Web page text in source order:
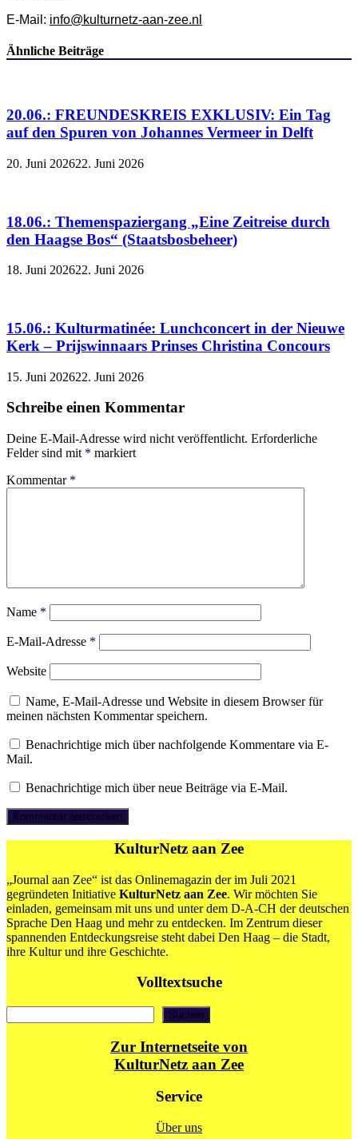
E-Mail: info@kulturnetz-aan-zee.nl
Ähnliche Beiträge
20.06.: FREUNDESKREIS EXKLUSIV: Ein Tag
auf den Spuren von Johannes Vermeer in Delft
20. Juni 202622. Juni 2026
18.06.: Themenspaziergang „Eine Zeitreise durch
den Haagse Bos“ (Staatsbosbeheer)
18. Juni 202622. Juni 2026
15.06.: Kulturmatinée: Lunchconcert in der Nieuwe
Kerk – Prijswinnaars Prinses Christina Concours
15. Juni 202622. Juni 2026
Schreibe einen Kommentar
Deine E-Mail-Adresse wird nicht veröffentlicht. Erforderliche
Felder sind mit * markiert
Kommentar *
Name *
E-Mail-Adresse *
Website
Name, E-Mail-Adresse und Website in diesem Browser für
meinen nächsten Kommentar speichern.
Benachrichtige mich über nachfolgende Kommentare via E-
Mail.
Benachrichtige mich über neue Beiträge via E-Mail.
KulturNetz aan Zee
„Journal aan Zee“ ist das Onlinemagazin der im Juli 2021
gegründeten Initiative KulturNetz aan Zee. Wir möchten Sie
einladen, gemeinsam mit uns und unter dem D-A-CH der deutschen
Sprache Den Haag und mehr zu entdecken. Im Zentrum dieser
spannenden Entdeckungsreise steht dabei Den Haag – die Stadt,
ihre Kultur und ihre Geschichte.
Volltextsuche
Suchen
Zur Internetseite von
KulturNetz aan Zee
Service
Über uns